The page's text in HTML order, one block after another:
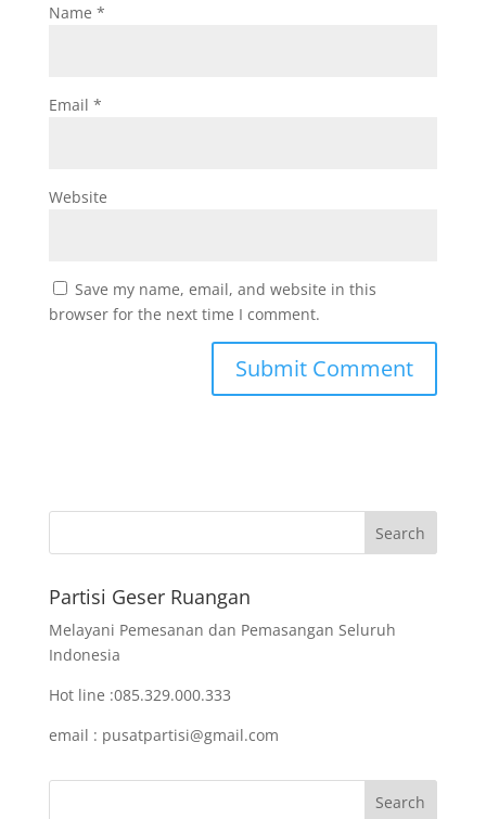
Name *
Email *
Website
Save my name, email, and website in this
browser for the next time I comment.
Partisi Geser Ruangan
Melayani Pemesanan dan Pemasangan Seluruh
Indonesia
Hot line :085.329.000.333
email : pusatpartisi@gmail.com